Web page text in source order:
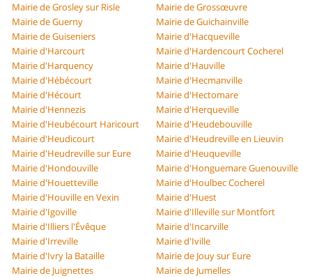
Mairie de Grosley sur Risle
Mairie de Grossœuvre
Mairie de Guerny
Mairie de Guichainville
Mairie de Guiseniers
Mairie d'Hacqueville
Mairie d'Harcourt
Mairie d'Hardencourt Cocherel
Mairie d'Harquency
Mairie d'Hauville
Mairie d'Hébécourt
Mairie d'Hecmanville
Mairie d'Hécourt
Mairie d'Hectomare
Mairie d'Hennezis
Mairie d'Herqueville
Mairie d'Heubécourt Haricourt
Mairie d'Heudebouville
Mairie d'Heudicourt
Mairie d'Heudreville en Lieuvin
Mairie d'Heudreville sur Eure
Mairie d'Heuqueville
Mairie d'Hondouville
Mairie d'Honguemare Guenouville
Mairie d'Houetteville
Mairie d'Houlbec Cocherel
Mairie d'Houville en Vexin
Mairie d'Huest
Mairie d'Igoville
Mairie d'Illeville sur Montfort
Mairie d'Illiers l'Évêque
Mairie d'Incarville
Mairie d'Irreville
Mairie d'Iville
Mairie d'Ivry la Bataille
Mairie de Jouy sur Eure
Mairie de Juignettes
Mairie de Jumelles